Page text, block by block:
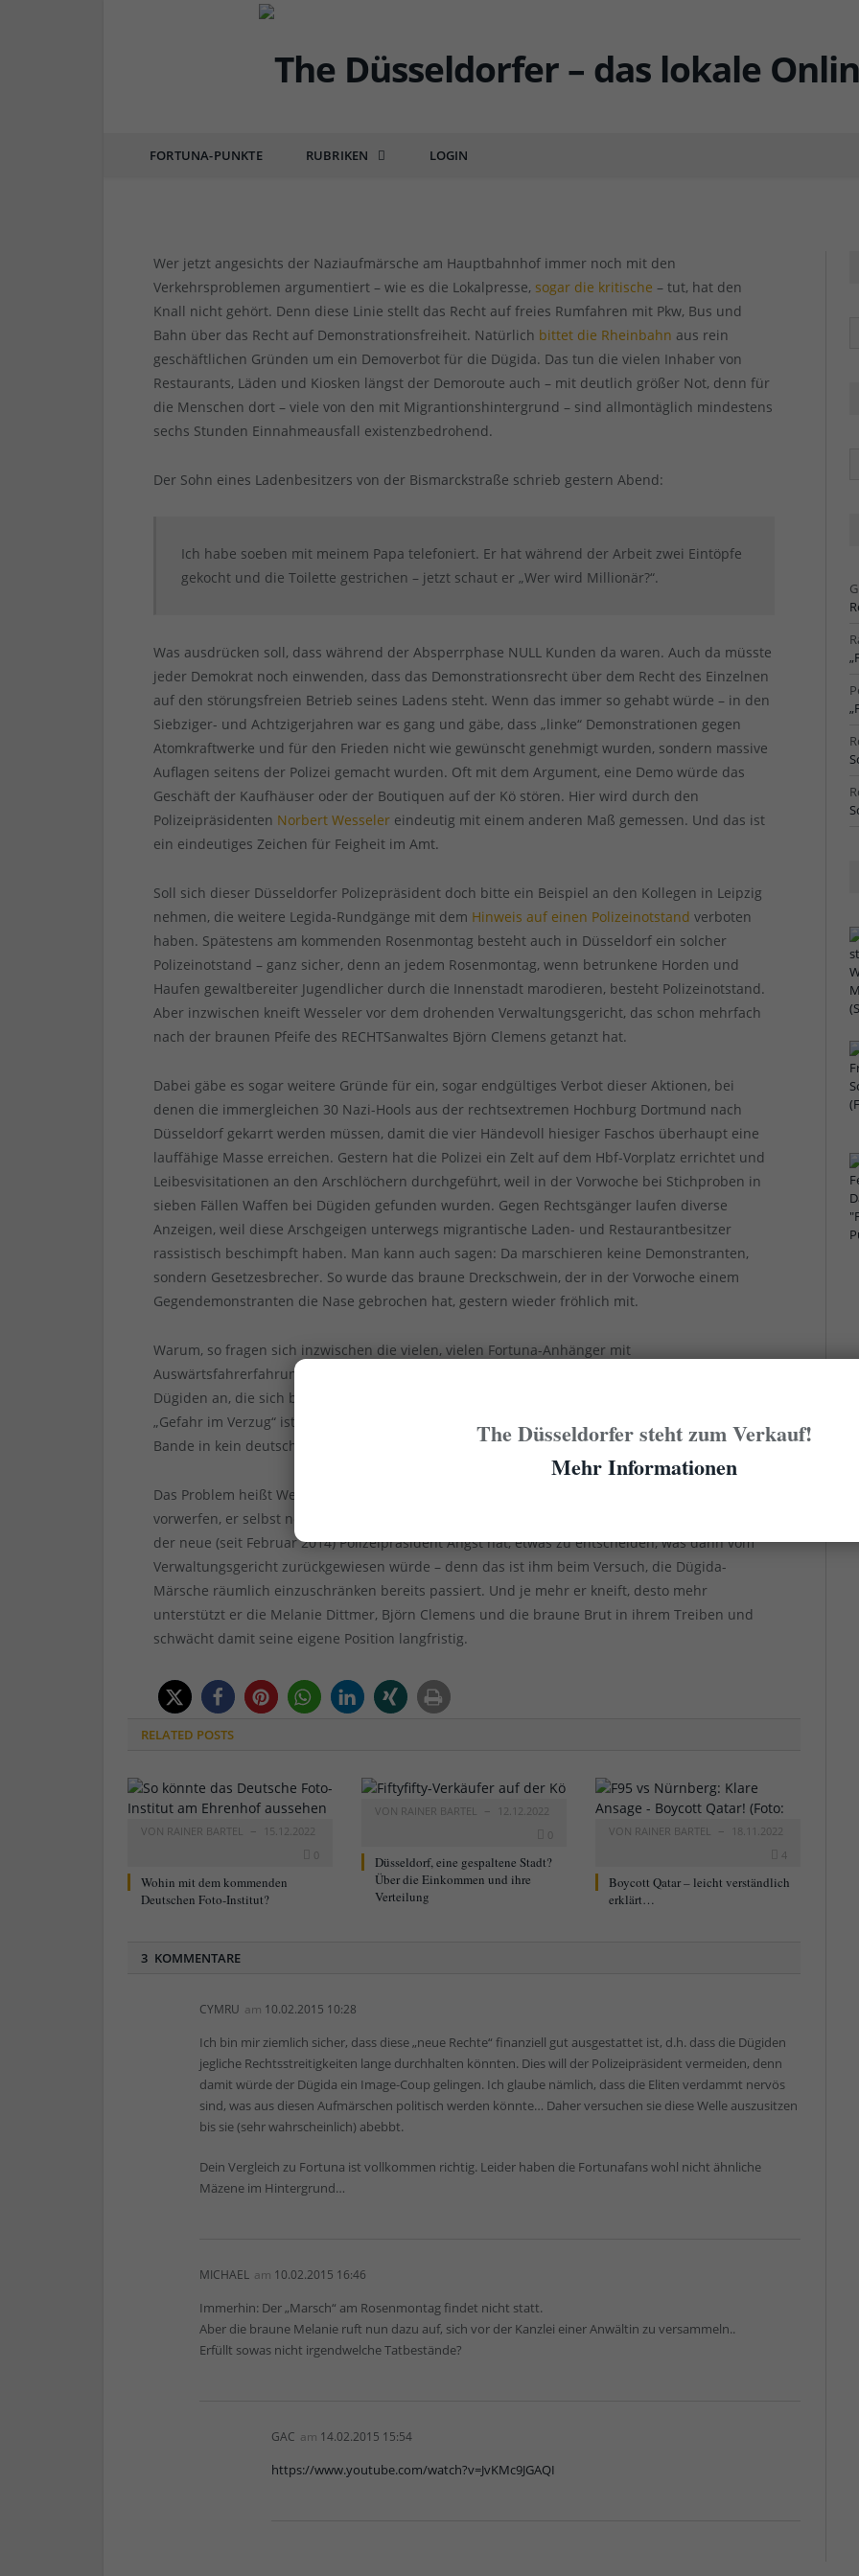
FORTUNA-PUNKTE RUBRIKEN LOGIN
DÜSSEL-POLITIK & POSITIONEN
Wer jetzt angesichts der Naziaufmärsche am Hauptbahnhof immer noch mit den
Verkehrsproblemen argumentiert – wie es die Lokalpresse, sogar die kritische – tut, hat den
Knall nicht gehört. Denn diese Linie stellt das Recht auf freies Rumfahren mit Pkw, Bus und
Bahn über das Recht auf Demonstrationsfreiheit. Natürlich bittet die Rheinbahn aus rein
geschäftlichen Gründen um ein Demoverbot für die Dügida. Das tun die vielen Inhaber von
Restaurants, Läden und Kiosken längst der Demoroute auch – mit deutlich größer Not, denn für
die Menschen dort – viele von den mit Migrantionshintergrund – sind allmontäglich mindestens
sechs Stunden Einnahmeausfall existenzbedrohend.
Der Sohn eines Ladenbesitzers von der Bismarckstraße schrieb gestern Abend:
Ich habe soeben mit meinem Papa telefoniert. Er hat während der Arbeit zwei Eintöpfe
gekocht und die Toilette gestrichen – jetzt schaut er „Wer wird Millionär?“.
Was ausdrücken soll, dass während der Absperrphase NULL Kunden da waren. Auch da müsste
jeder Demokrat noch einwenden, dass das Demonstrationsrecht über dem Recht des Einzelnen
auf den störungsfreien Betrieb seines Ladens steht. Wenn das immer so gehabt würde – in den
Siebziger- und Achtzigerjahren war es gang und gäbe, dass „linke“ Demonstrationen gegen
Atomkraftwerke und für den Frieden nicht wie gewünscht genehmigt wurden, sondern massive
Auflagen seitens der Polizei gemacht wurden. Oft mit dem Argument, eine Demo würde das
Geschäft der Kaufhäuser oder der Boutiquen auf der Kö stören. Hier wird durch den
Polizeipräsidenten Norbert Wesseler eindeutig mit einem anderen Maß gemessen. Und das ist
ein eindeutiges Zeichen für Feigheit im Amt.
Soll sich dieser Düsseldorfer Polizepräsident doch bitte ein Beispiel an den Kollegen in Leipzig
nehmen, die weitere Legida-Rundgänge mit dem Hinweis auf einen Polizeinotstand verboten
haben. Spätestens am kommenden Rosenmontag besteht auch in Düsseldorf ein solcher
Polizeinotstand – ganz sicher, denn an jedem Rosenmontag, wenn betrunkene Horden und
Haufen gewaltbereiter Jugendlicher durch die Innenstadt marodieren, besteht Polizeinotstand.
Aber inzwischen kneift Wesseler vor dem drohenden Verwaltungsgericht, das schon mehrfach
nach der braunen Pfeife des RECHTSanwaltes Björn Clemens getanzt hat.
Dabei gäbe es sogar weitere Gründe für ein, sogar endgültiges Verbot dieser Aktionen, bei
denen die immergleichen 30 Nazi-Hools aus der rechtsextremen Hochburg Dortmund nach
Düsseldorf gekarrt werden müssen, damit die vier Händevoll hiesiger Faschos überhaupt eine
lauffähige Masse erreichen. Gestern hat die Polizei ein Zelt auf dem Hbf-Vorplatz errichtet und
Leibesvisitationen an den Arschlöchern durchgeführt, weil in der Vorwoche bei Stichproben in
sieben Fällen Waffen bei Dügiden gefunden wurden. Gegen Rechtsgänger laufen diverse
Anzeigen, weil diese Arschgeigen unterwegs migrantische Laden- und Restaurantbesitzer
rassistisch beschimpft haben. Man kann auch sagen: Da marschieren keine Demonstranten,
sondern Gesetzesbrecher. So wurde das braune Dreckschwein, der in der Vorwoche einem
Gegendemonstranten die Nase gebrochen hat, gestern wieder fröhlich mit.
Warum, so fragen sich inzwischen die vielen, vielen Fortuna-Anhänger mit
Auswärtsfahrerfahrung, wendet die Ordnungsmacht nicht dieselbenm Restriktionen gegen die
Dügiden an, die sich bei Fußballspielen beinahe jedes Wochenende anwendet, ohne dass
„Gefahr im Verzug“ ist? Würden bei einer Fan-Truppe regelmäßig Waffen entdeckt, käme diese
Bande in kein deutsches Stadion mehr.
Das Problem heißt Wesseler. Niemand wird dem Verwaltungsjuristen mit dem wilden Bart
vorwerfen, er selbst neige den Rechtsextremen zu, aber viele sind inzwischen der Ansicht, dass
der neue (seit Februar 2014) Polizeipräsident Angst hat, etwas zu entscheiden, was dann vom
Verwaltungsgericht zurückgewiesen würde – denn das ist ihm beim Versuch, die Dügida-
Märsche räumlich einzuschränken bereits passiert. Und je mehr er kneift, desto mehr
unterstützt er die Melanie Dittmer, Björn Clemens und die braune Brut in ihrem Treiben und
schwächt damit seine eigene Position langfristig.
RELATED POSTS
VON RAINER BARTEL
15.12.2022
0
Wohin mit dem kommenden
Deutschen Foto-Institut?
VON RAINER BARTEL
12.12.2022
0
Düsseldorf, eine gespaltene Stadt?
Über die Einkommen und ihre
Verteilung
VON RAINER BARTEL
18.11.2022
4
Boycott Qatar – leicht verständlich
erklärt…
3 KOMMENTARE
CYMRU am 10.02.2015 10:28
Ich bin mir ziemlich sicher, dass diese „neue Rechte“ finanziell gut ausgestattet ist, d.h. dass die Dügiden
jegliche Rechtsstreitigkeiten lange durchhalten könnten. Dies will der Polizeipräsident vermeiden, denn
damit würde der Dügida ein Image-Coup gelingen. Ich glaube nämlich, dass die Eliten verdammt nervös
sind, was aus diesen Aufmärschen politisch werden könnte… Daher versuchen sie diese Welle auszusitzen
bis sie (sehr wahrscheinlich) abebbt.
Dein Vergleich zu Fortuna ist vollkommen richtig. Leider haben die Fortunafans wohl nicht ähnliche
Mäzene im Hintergrund…
MICHAEL am 10.02.2015 16:46
Immerhin: Der „Marsch“ am Rosenmontag findet nicht statt.
Aber die braune Melanie ruft nun dazu auf, sich vor der Kanzlei einer Anwältin zu versammeln..
Erfüllt sowas nicht irgendwelche Tatbestände?
GAC am 14.02.2015 15:54
https://www.youtube.com/watch?v=JvKMc9JGAQI
The Düsseldorfer steht zum Verkauf!
Mehr Informationen